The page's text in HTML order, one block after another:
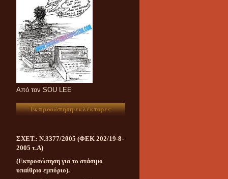
Aπό τον SOU LEE
Εκπροσώπηση-εκλέκτορες
ΣΧΕΤ.: Ν.3377/2005 (ΦΕΚ 202/19-8-
2005 τ.Α)
(Εκπροσώπηση για το στάσιμο
υπαίθριο εμπόριο).